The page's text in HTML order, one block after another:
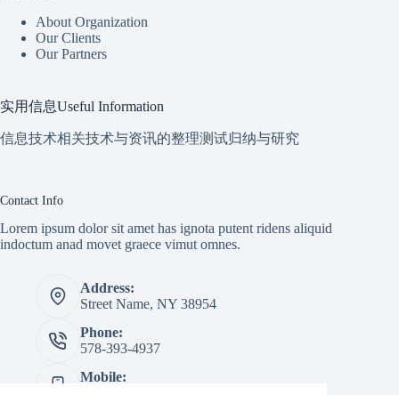
About Organization
Our Clients
Our Partners
实用信息Useful Information
信息技术相关技术与资讯的整理测试归纳与研究
Contact Info
Lorem ipsum dolor sit amet has ignota putent ridens aliquid
indoctum anad movet graece vimut omnes.
Address:
Street Name, NY 38954
Phone:
578-393-4937
Mobile: